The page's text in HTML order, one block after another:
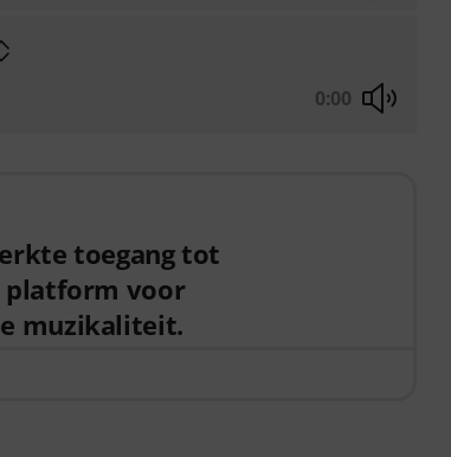
0:00
toegang tot
platform voor
muzikaliteit.